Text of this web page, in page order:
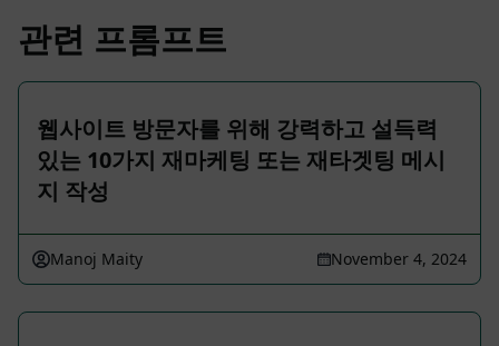
관련 프롬프트
웹사이트 방문자를 위해 강력하고 설득력
있는 10가지 재마케팅 또는 재타겟팅 메시
지 작성
Manoj Maity November 4, 2024